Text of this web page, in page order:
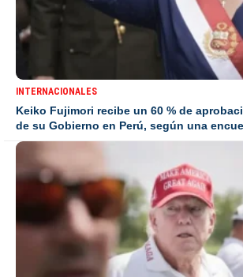
INTERNACIONALES
Keiko Fujimori recibe un 60 % de
de su Gobierno en Perú, según una